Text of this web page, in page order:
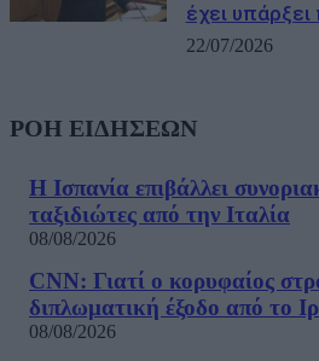
έχει
22/07/2026
ΡΟΗ ΕΙΔΗΣΕΩΝ
Η Ισπανία επιβάλλει
ταξιδιώτες από την Ιταλία
08/08/2026
CNN: Γιατί ο κορυφαίος
διπλωματική έξοδο από το
08/08/2026